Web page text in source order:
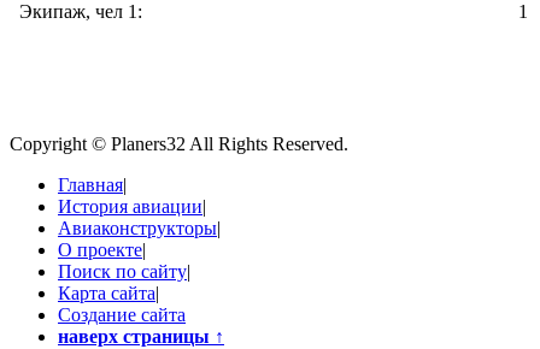
Экипаж, чел 1:
1
Copyright © Planers32 All Rights Reserved.
Главная|
История авиации|
Авиаконструкторы|
О проекте|
Поиск по сайту|
Карта сайта|
Создание сайта
наверх страницы ↑